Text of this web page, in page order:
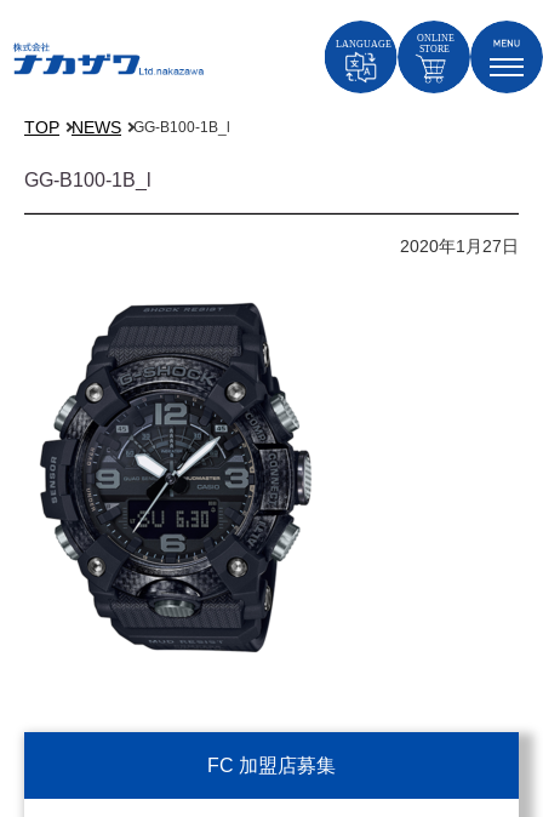
TOP NEWS GG-B100-1B_l
GG-B100-1B_l
2020年1月27日
FC 加盟店募集